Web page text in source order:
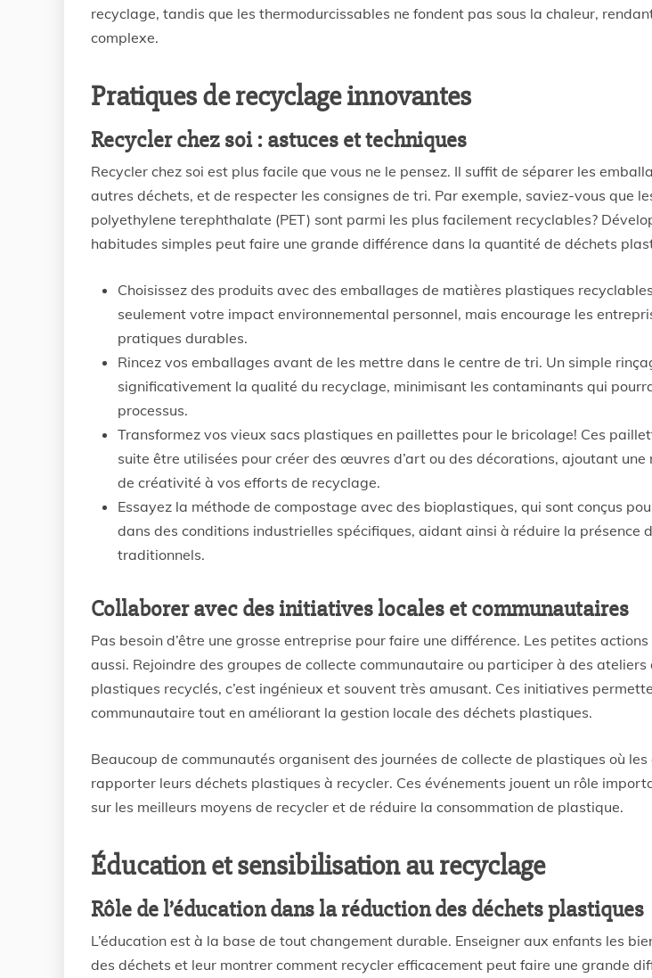
recyclage, tandis que les thermodurcissables ne fondent pas sous la chaleur,
complexe.
Pratiques de recyclage innovantes
Recycler chez soi : astuces et techniques
Recycler chez soi est plus facile que vous ne le pensez. Il suffit de séparer les
autres déchets, et de respecter les consignes de tri. Par exemple, saviez-vous que
polyethylene terephthalate (PET) sont parmi les plus facilement recyclables?
habitudes simples peut faire une grande différence dans la quantité de déchets
Choisissez des produits avec des emballages de matières plastiques
seulement votre impact environnemental personnel, mais encourage les
pratiques durables.
Rincez vos emballages avant de les mettre dans le centre de tri. Un simple
significativement la qualité du recyclage, minimisant les contaminants qui
processus.
Transformez vos vieux sacs plastiques en paillettes pour le bricolage! Ces
suite être utilisées pour créer des œuvres d’art ou des décorations, ajoutant une
de créativité à vos efforts de recyclage.
Essayez la méthode de compostage avec des bioplastiques, qui sont conçus
dans des conditions industrielles spécifiques, aidant ainsi à réduire la présence
traditionnels.
Collaborer avec des initiatives locales et communautaires
Pas besoin d’être une grosse entreprise pour faire une différence. Les petites
aussi. Rejoindre des groupes de collecte communautaire ou participer à des ateliers
plastiques recyclés, c’est ingénieux et souvent très amusant. Ces initiatives
communautaire tout en améliorant la gestion locale des déchets plastiques.
Beaucoup de communautés organisent des journées de collecte de plastiques où
rapporter leurs déchets plastiques à recycler. Ces événements jouent un rôle
sur les meilleurs moyens de recycler et de réduire la consommation de plastique.
Éducation et sensibilisation au recyclage
Rôle de l’éducation dans la réduction des déchets plastiques
L’éducation est à la base de tout changement durable. Enseigner aux enfants les
des déchets et leur montrer comment recycler efficacement peut faire une grande